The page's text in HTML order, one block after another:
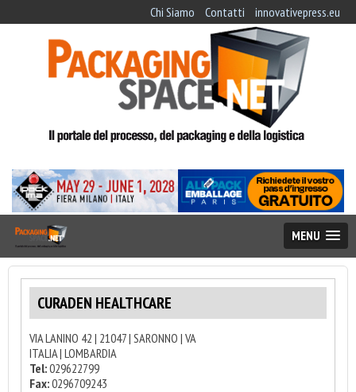
Chi Siamo Contatti innovativepress.eu
MENU
CURADEN HEALTHCARE
VIA LANINO 42 | 21047 | SARONNO | VA
ITALIA | LOMBARDIA
Tel:029622799
Fax:0296709243